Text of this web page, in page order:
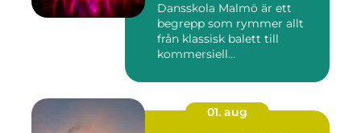
Dansskola Malmö är ett
begrepp som rymmer allt
från klassisk balett till
kommersiell...
01. aug